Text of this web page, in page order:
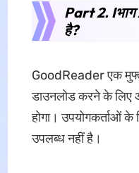
Part 2. Iभाग
है?
GoodReader एक
डाउनलोड करने के लिए
होगा। उपयोगकर्ताओं
उपलब्ध नहीं है।